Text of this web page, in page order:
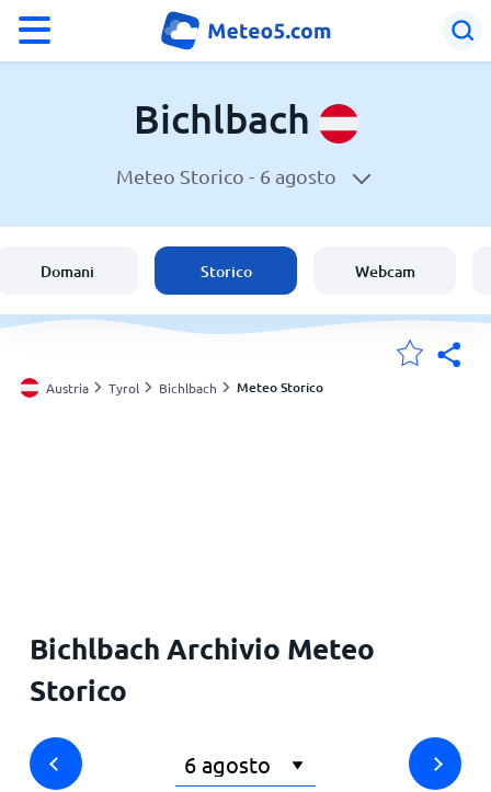
Meteo a Bichlbach
Italia
Svizzera
Bichlbach
Meteo Storico - 6 agosto
Domani Storico Webcam
Austria Tyrol Bichlbach Meteo Storico
Bichlbach Archivio Meteo
Storico